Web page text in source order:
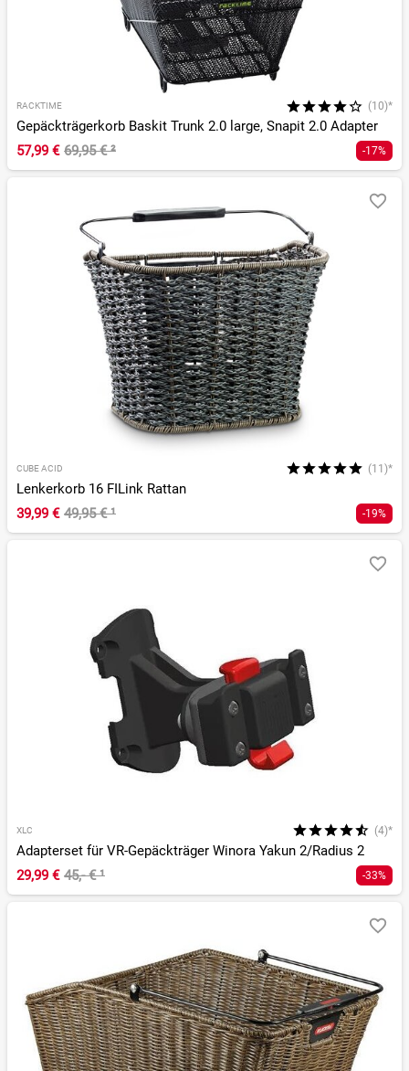
RACKTIME (10)*
Gepäckträgerkorb Baskit Trunk 2.0 large, Snapit 2.0 Adapter
57,99 € 69,95 €² -17%
CUBE ACID (11)*
Lenkerkorb 16 FILink Rattan
39,99 € 49,95 €¹ -19%
XLC (4)*
Adapterset für VR-Gepäckträger Winora Yakun 2/Radius 2
29,99 € 45,- €¹ -33%